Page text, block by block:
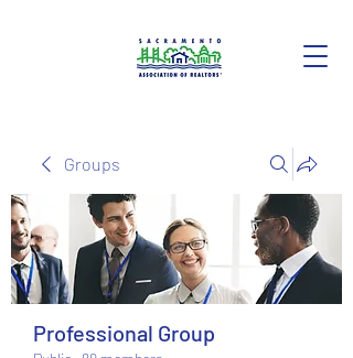
Groups
Professional Group